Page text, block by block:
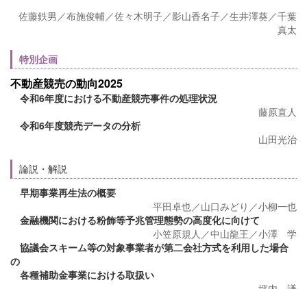
佐藤鉄男／布施俊輔／佐々木明子／影山香名子／生井澤葵／千葉
真太
特別企画
不動産競売の動向2025
令和6年度における不動産競売事件の処理状況
藤原直人
令和6年度競売データの分析
山田光治
論説・解説
早期事業再生法の概要
平田卓也／山口みどり／小柳一也
金融機関における粉飾等予兆管理態勢の高度化に向けて
小笠原規人／中山龍王／小澤 学
協議会スキーム等の対象事業者が第二会社方式を利用した場合
の
各種補助金事業における取扱い